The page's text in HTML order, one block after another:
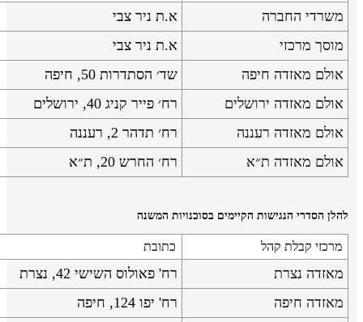
משרדי החברה
א.ת ניר צבי
מוסך מרכזי
א.ת ניר צבי
אולם מאזדה חיפה
שד׳ הסתדרות 50, חיפה
אולם מאזדה ירושלים
רח׳ פייר קניג 40, ירושלים
אולם מאזדה רעננה
רח׳ תדהר 2, רעננה
אולם מאזדה ת״א
רח׳ החרש 20, ת״א
להלן הסדרי הנגישות הקיימים בסוכנויות המשנה
מרכזי קבלת קהל כתובת
מאזדה נצרת
רח' פאולוס השישי 42, נצרת
מאזדה חיפה
רח' יפו 124, חיפה